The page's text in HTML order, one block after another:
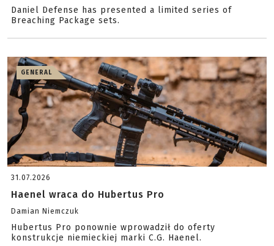
Daniel Defense has presented a limited series of
Breaching Package sets.
GENERAL
31.07.2026
Haenel wraca do Hubertus Pro
Damian Niemczuk
Hubertus Pro ponownie wprowadził do oferty
konstrukcje niemieckiej marki C.G. Haenel.